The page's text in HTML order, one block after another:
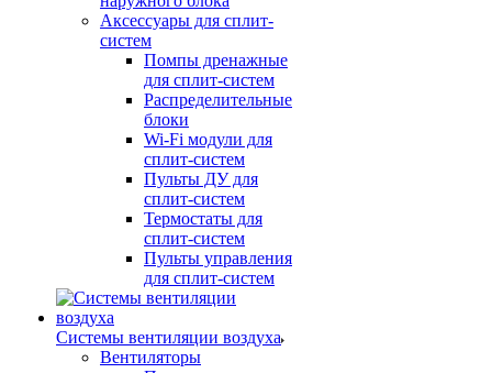
Аксессуары для сплит-
систем
Помпы дренажные
для сплит-систем
Распределительные
блоки
Wi-Fi модули для
сплит-систем
Пульты ДУ для
сплит-систем
Термостаты для
сплит-систем
Пульты управления
для сплит-систем
Системы вентиляции воздуха
Вентиляторы